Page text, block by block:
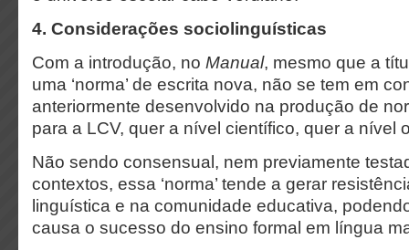
4. Considerações sociolinguísticas
Com a introdução, no Manual, mesmo que a
uma ‘norma’ de escrita nova, não se tem em
anteriormente desenvolvido na produção de
para a LCV, quer a nível científico, quer a nível
Não sendo consensual, nem previamente
contextos, essa ‘norma’ tende a gerar
linguística e na comunidade educativa,
causa o sucesso do ensino formal em língua